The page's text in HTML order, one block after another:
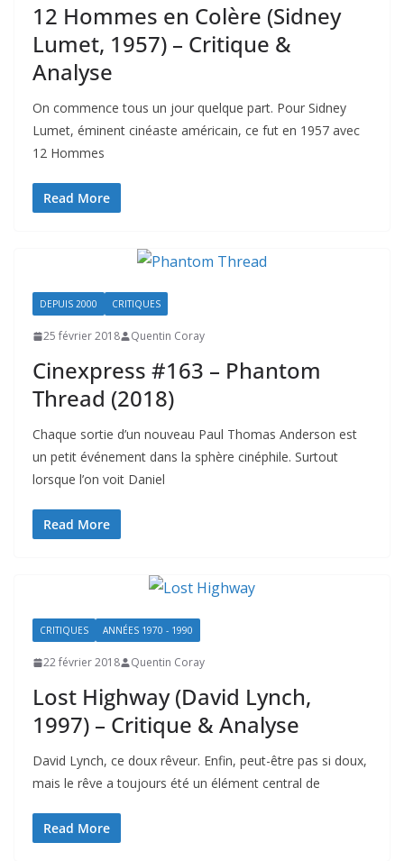
12 Hommes en Colère (Sidney
Lumet, 1957) – Critique &
Analyse
On commence tous un jour quelque part. Pour Sidney
Lumet, éminent cinéaste américain, ce fut en 1957 avec
12 Hommes
Read More
DEPUIS 2000 CRITIQUES
25 février 2018 Quentin Coray
Cinexpress #163 – Phantom
Thread (2018)
Chaque sortie d’un nouveau Paul Thomas Anderson est
un petit événement dans la sphère cinéphile. Surtout
lorsque l’on voit Daniel
Read More
CRITIQUES ANNÉES 1970 - 1990
22 février 2018 Quentin Coray
Lost Highway (David Lynch,
1997) – Critique & Analyse
David Lynch, ce doux rêveur. Enfin, peut-être pas si doux,
mais le rêve a toujours été un élément central de
Read More